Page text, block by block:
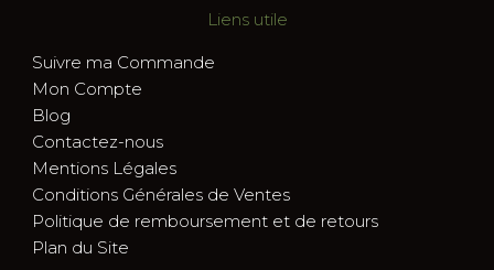
Liens utile
Suivre ma Commande
Mon Compte
Blog
Contactez-nous
Mentions Légales
Conditions Générales de Ventes
Politique de remboursement et de retours
Plan du Site